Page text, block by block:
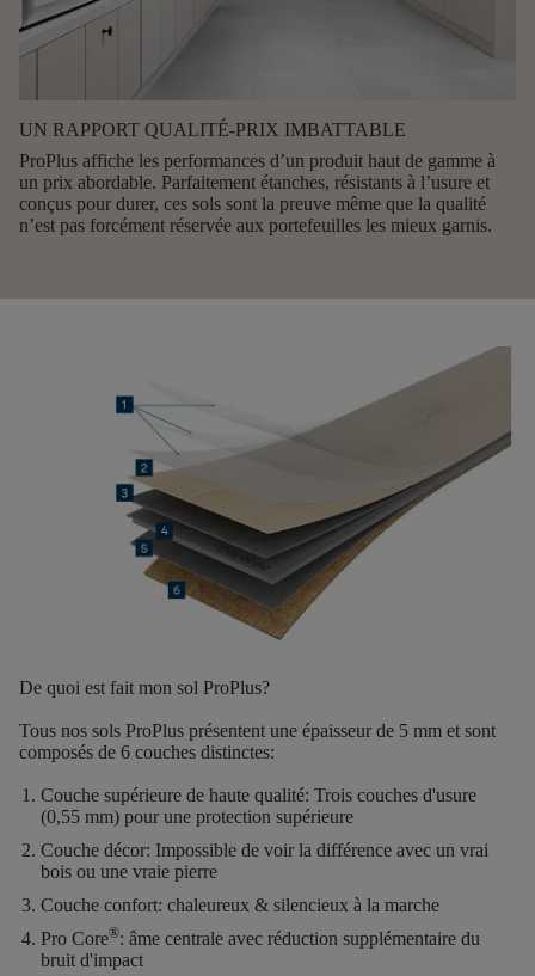
UN RAPPORT QUALITÉ-PRIX IMBATTABLE
ProPlus affiche les performances d’un produit haut de gamme à
un prix abordable. Parfaitement étanches, résistants à l’usure et
conçus pour durer, ces sols sont la preuve même que la qualité
n’est pas forcément réservée aux portefeuilles les mieux garnis.
De quoi est fait mon sol ProPlus?
Tous nos sols ProPlus présentent une épaisseur de 5 mm et sont
composés de 6 couches distinctes:
Couche supérieure de haute qualité: Trois couches d'usure
(0,55 mm) pour une protection supérieure
Couche décor: Impossible de voir la différence avec un vrai
bois ou une vraie pierre
Couche confort: chaleureux & silencieux à la marche
Pro Core®: âme centrale avec réduction supplémentaire du
bruit d'impact